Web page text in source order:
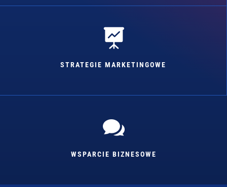

STRATEGIE MARKETINGOWE

WSPARCIE BIZNESOWE